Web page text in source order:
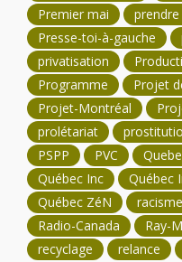
Premier mai
Presse-toi-à-gauche
privatisation
Programme
Projet
Projet-Montréal
prolétariat
PSPP
PVC
Québec Inc
Québec
Québec ZéN
racisme
Radio-Canada
Ray-
recyclage
relance